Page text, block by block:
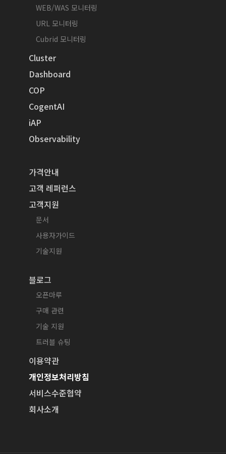
WEB/WAS 모니터링
URL 모니터링
Cubrid 모니터링
Cluster
Dashboard
COP
CogentAI
iAP
Observability
가격안내
고객 레퍼런스
고객지원
문서
사용자가이드
기술지원
블로그
오픈마루
구매 관련
기술 지원
트러블 슈팅
이용약관
개인정보처리방침
서비스수준협약
회사소개